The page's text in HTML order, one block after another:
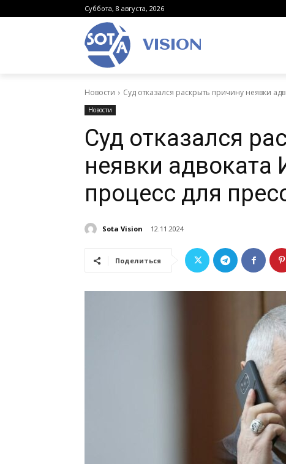
Суббота, 8 августа, 2026
VISION
Новости Суд отказался раскрыть причину неявки
Новости
Суд отказался
неявки адвоката
процесс для
Sota Vision 12.11.2024
Поделиться